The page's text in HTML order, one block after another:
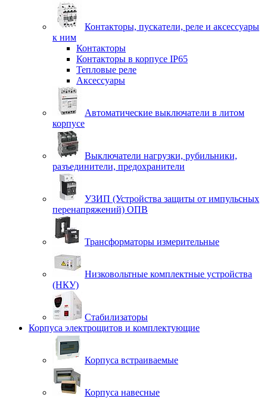
Контакторы, пускатели, реле и аксессуары
к ним
Контакторы
Контакторы в корпусе IP65
Тепловые реле
Аксессуары
Автоматические выключатели в литом
корпусе
Выключатели нагрузки, рубильники,
разъединители, предохранители
УЗИП (Устройства защиты от импульсных
перенапряжений) ОПВ
Трансформаторы измерительные
Низковольтные комплектные устройства
(НКУ)
Стабилизаторы
Корпуса электрощитов и комплектующие
Корпуса встраиваемые
Корпуса навесные